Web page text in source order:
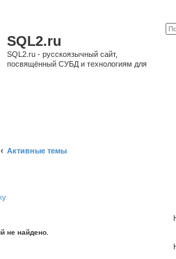
SQL2.ru
SQL2.ru - русскоязычный сайт,
посвящённый СУБД и технологиям для
Активные темы
не найдено.